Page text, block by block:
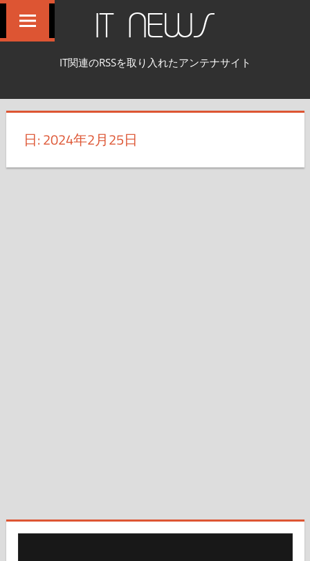
へ
ッ
IT NEWS
IT関連のRSSを取り入れたアンテナサイト
日:2024年2月25日